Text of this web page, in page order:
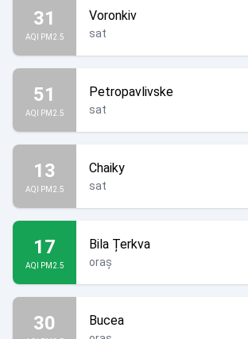
31
AQI PM2.5
Voronkiv
sat
51
AQI PM2.5
Petropavlivske
sat
13
AQI PM2.5
Chaiky
sat
17
AQI PM2.5
Bila Țerkva
oraș
30 Bucea